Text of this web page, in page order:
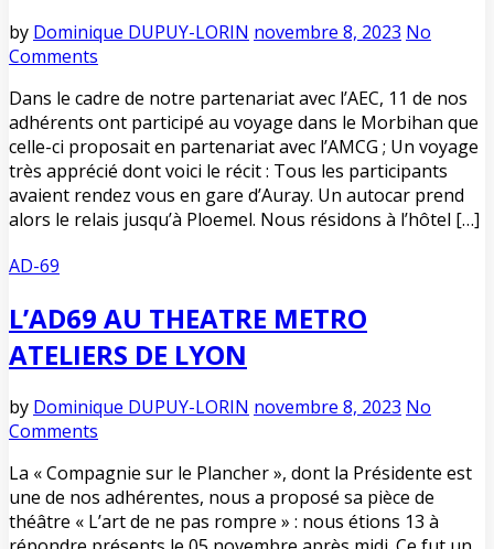
by Dominique DUPUY-LORIN novembre 8, 2023 No
Comments
Dans le cadre de notre partenariat avec l’AEC, 11 de nos
adhérents ont participé au voyage dans le Morbihan que
celle-ci proposait en partenariat avec l’AMCG ; Un voyage
très apprécié dont voici le récit : Tous les participants
avaient rendez vous en gare d’Auray. Un autocar prend
alors le relais jusqu’à Ploemel. Nous résidons à l’hôtel […]
AD-69
L’AD69 AU THEATRE METRO
ATELIERS DE LYON
by Dominique DUPUY-LORIN novembre 8, 2023 No
Comments
La « Compagnie sur le Plancher », dont la Présidente est
une de nos adhérentes, nous a proposé sa pièce de
théâtre « L’art de ne pas rompre » : nous étions 13 à